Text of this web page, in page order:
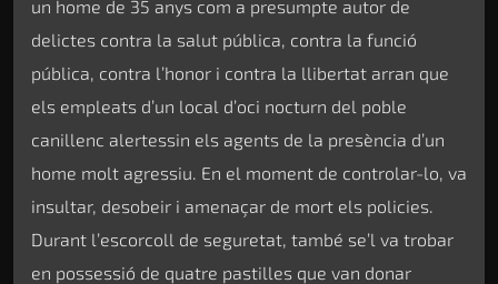
un home de 35 anys com a presumpte autor de
delictes contra la salut pública, contra la funció
pública, contra l’honor i contra la llibertat arran que
els empleats d’un local d’oci nocturn del poble
canillenc alertessin els agents de la presència d’un
home molt agressiu. En el moment de controlar-lo, va
insultar, desobeir i amenaçar de mort els policies.
Durant l’escorcoll de seguretat, també se’l va trobar
en possessió de quatre pastilles que van donar